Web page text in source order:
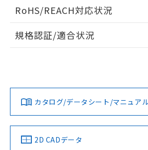
ドすることができます。
ログイン/会員登録
ダウンロードデータをご利用いただく前
みください。
ソフトウェアの使用条件
RoHS/REACH対応状況
EU RoHS 注意事項・凡例
対応済み
中国 RoHS 注意事項・凡例
規格認証/適合状況
LR型式承認
（イギリス
船舶規格）
DNV型式承認
（ノルウェー
BV
（
カタログ/データシート/マニュア
2D CADデータ